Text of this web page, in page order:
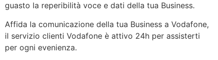
guasto la reperibilità voce e dati della tua Business.
Affida la comunicazione della tua Business a Vodafone,
il servizio clienti Vodafone è attivo 24h per assisterti
per ogni evenienza.